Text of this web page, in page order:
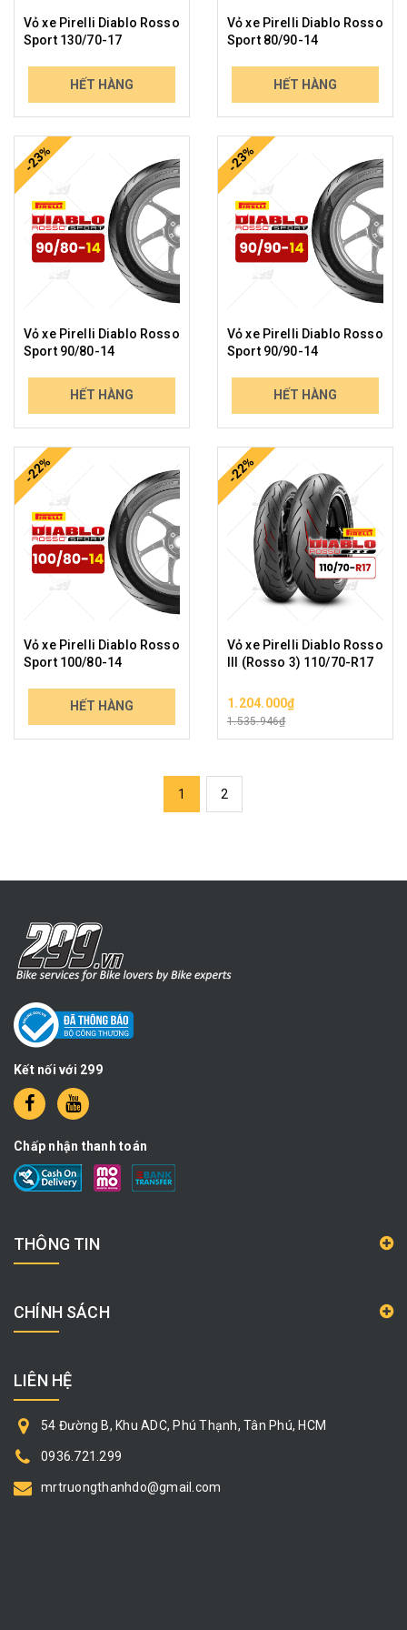
Vỏ xe Pirelli Diablo Rosso
Sport 130/70-17
2.021.000₫HẾT HÀNG
Vỏ xe Pirelli Diablo Rosso
Sport 80/90-14
822.000₫HẾT HÀNG
-23%
Vỏ xe Pirelli Diablo Rosso
Sport 90/80-14
703.000₫HẾT HÀNG
-23%
Vỏ xe Pirelli Diablo Rosso
Sport 90/90-14
833.000₫HẾT HÀNG
-22%
Vỏ xe Pirelli Diablo Rosso
Sport 100/80-14
948.000₫HẾT HÀNG
-22%
Vỏ xe Pirelli Diablo Rosso
III (Rosso 3) 110/70-R17
1.204.000₫
1.535.946₫
1 2
Kết nối với 299
Chấp nhận thanh toán
THÔNG TIN
CHÍNH SÁCH
LIÊN HỆ
54 Đường B, Khu ADC, Phú Thạnh, Tân Phú, HCM
0936.721.299
mrtruongthanhdo@gmail.com